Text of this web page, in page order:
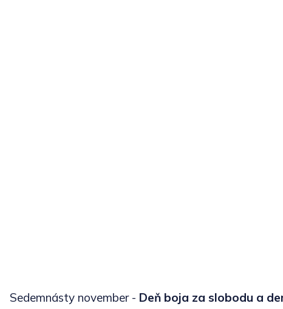
Sedemnásty november - Deň boja za slobodu a